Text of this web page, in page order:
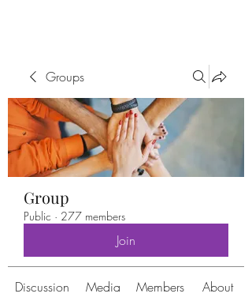
Groups
Group
Public · 277 members
Join
Discussion Media Members About